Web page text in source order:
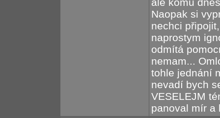
Naopak si
nechci
naprostym
odmítá
nemam...
tohle jednání
nevadí bych
VESELEJM
panoval mír a